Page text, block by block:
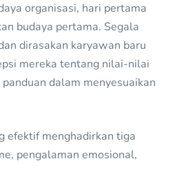
organisasi, hari pertama
budaya pertama. Segala
dirasakan karyawan baru
mereka tentang nilai-nilai
dalam menyesuaikan
efektif menghadirkan tiga
pengalaman emosional,